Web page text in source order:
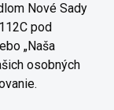
Nové Sady
pod
„Naša
osobných